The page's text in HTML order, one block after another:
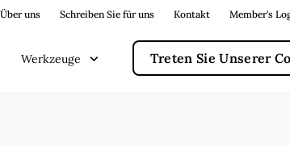
Über uns Schreiben Sie für uns Kontakt Member's
Werkzeuge Treten Sie Unserer